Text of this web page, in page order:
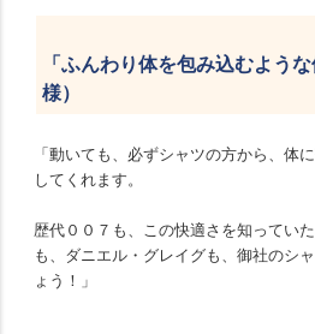
「ふんわり体を包み込むよう
様）
「動いても、必ずシャツの方から、体
してくれます。
歴代００７も、この快適さを知ってい
も、ダニエル・グレイグも、御社のシ
ょう！」